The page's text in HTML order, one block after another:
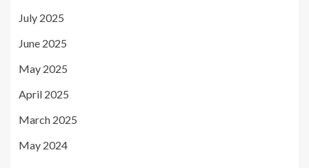
July 2025
June 2025
May 2025
April 2025
March 2025
May 2024